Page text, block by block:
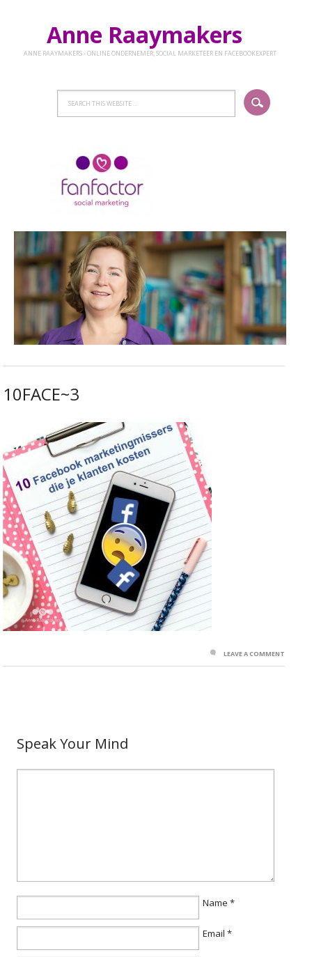
Anne Raaymakers
ANNE RAAYMAKERS - ONLINE ONDERNEMER, SOCIAL MARKETEER EN FACEBOOKEXPERT
10FACE~3
LEAVE A COMMENT
Speak Your Mind
Name *
Email *